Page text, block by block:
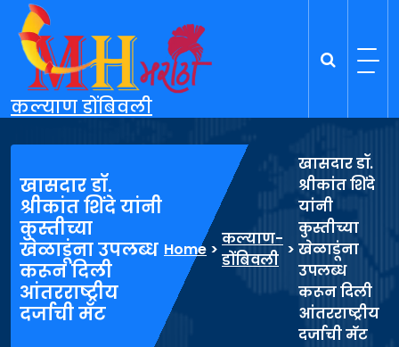
content
कल्याण डोंबिवली
खासदार डॉ.
श्रीकांत शिंदे यांनी
कुस्तीच्या
खेळाडूंना उपलब्ध
करून दिली
आंतरराष्ट्रीय
दर्जाची मॅट
Home >
कल्याण-
डोंबिवली
>
खासदार डॉ.
श्रीकांत शिंदे
यांनी
कुस्तीच्या
खेळाडूंना
उपलब्ध
करून दिली
आंतरराष्ट्रीय
दर्जाची मॅट